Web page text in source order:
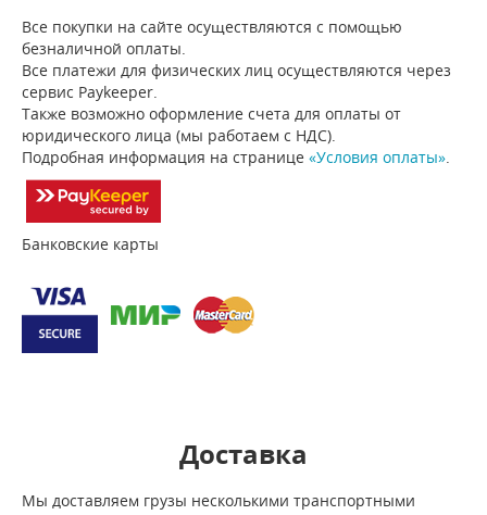
Все покупки на сайте осуществляются с помощью
безналичной оплаты.
Все платежи для физических лиц осуществляются через
сервис Paykeeper.
Также возможно оформление счета для оплаты от
юридического лица (мы работаем с НДС).
Подробная информация на странице «Условия оплаты».
Банковские карты
Доставка
Мы доставляем грузы несколькими транспортными